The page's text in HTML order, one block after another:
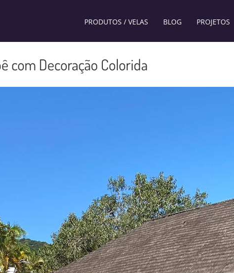
PRODUTOS / VELAS BLOG PROJETOS
com Decoração Colorida